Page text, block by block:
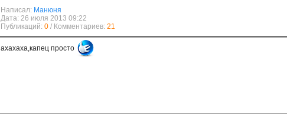
Написал: Манюня
Дата: 26 июля 2013 09:22
Публикаций: 0/ Комментариев: 21
ахахаха,капец просто